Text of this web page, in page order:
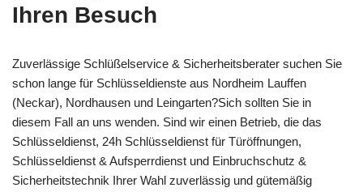
Ihren Besuch
Zuverlässige Schlüßelservice & Sicherheitsberater suchen Sie
schon lange für Schlüsseldienste aus Nordheim Lauffen
(Neckar), Nordhausen und Leingarten?Sich sollten Sie in
diesem Fall an uns wenden. Sind wir einen Betrieb, die das
Schlüsseldienst, 24h Schlüsseldienst für Türöffnungen,
Schlüsseldienst & Aufsperrdienst und Einbruchschutz &
Sicherheitstechnik Ihrer Wahl zuverlässig und gütemäßig